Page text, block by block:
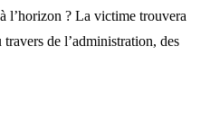
l’horizon ? La victime trouvera
travers de l’administration, des